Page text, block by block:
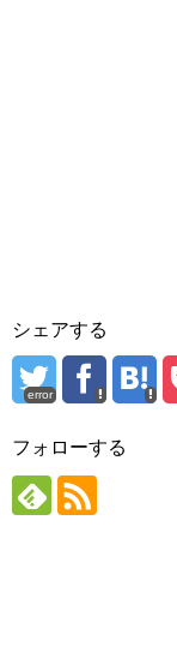
シェアする
error
フォローする